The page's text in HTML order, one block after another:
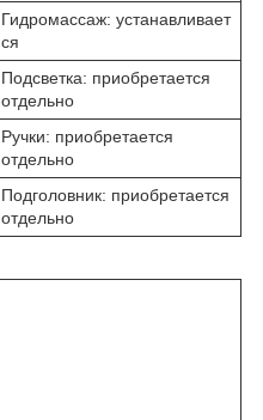
Гидромассаж: устанавливает
ся
Подсветка: приобретается
отдельно
Ручки: приобретается
отдельно
Подголовник: приобретается
отдельно